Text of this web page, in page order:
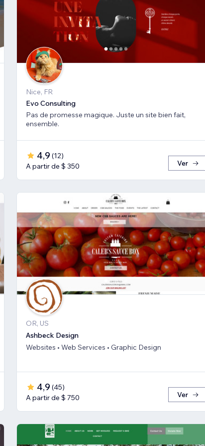
Nice, FR
Evo Consulting
Pas de promesse magique. Juste un site bien fait,
ensemble.
4,9 (12)
A partir de $ 350
Ver
OR, US
Ashbeck Design
Websites • Web Services • Graphic Design
4,9 (45)
A partir de $ 750
Ver